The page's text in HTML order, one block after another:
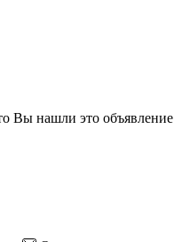
Вы нашли это объявление